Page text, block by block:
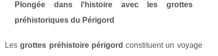
Plongée dans l'histoire avec les grottes
préhistoriques du Périgord
Lesgrottes préhistoire périgord constituent un voyage